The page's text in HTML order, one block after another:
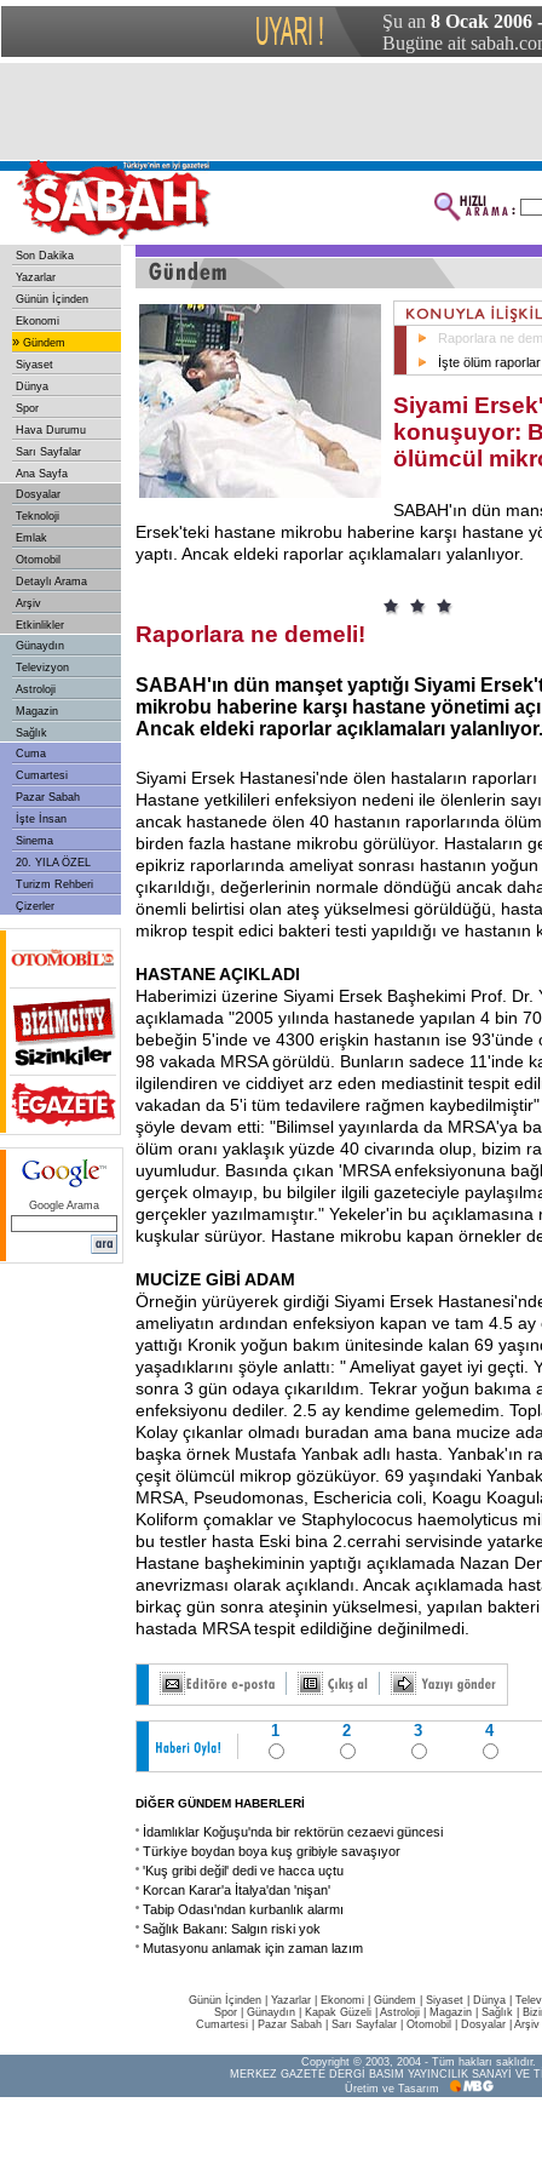
Şu an 8 Ocak 2006
Bugüne ait
Son Dakika
Yazarlar
Günün İçinden
Ekonomi
» Gündem
Siyaset
Dünya
Spor
Hava Durumu
Sarı Sayfalar
Ana Sayfa
Dosyalar
Teknoloji
Emlak
Otomobil
Detaylı Arama
Arşiv
Etkinlikler
Günaydın
Televizyon
Astroloji
Magazin
Sağlık
Cuma
Cumartesi
Pazar Sabah
İşte İnsan
Sinema
20. YILA ÖZEL
Turizm Rehberi
Çizerler
Google Arama
Raporlara ne
İşte ölüm
Siyami
konuşuyor:
ölümcül
SABAH'ın dün
Ersek'teki hastane mikrobu haberine karşı hastane
yaptı. Ancak eldeki raporlar açıklamaları yalanlıyor.
Raporlara ne demeli!
SABAH'ın dün manşet yaptığı Siyami
mikrobu haberine karşı hastane yönetimi
Ancak eldeki raporlar açıklamaları yalanlıyor.
Siyami Ersek Hastanesi'nde ölen hastaların raporları
Hastane yetkilileri enfeksiyon nedeni ile ölenlerin
ancak hastanede ölen 40 hastanın raporlarında
birden fazla hastane mikrobu görülüyor. Hastaların
epikriz raporlarında ameliyat sonrası hastanın yoğun
çıkarıldığı, değerlerinin normale döndüğü ancak
önemli belirtisi olan ateş yükselmesi görüldüğü,
mikrop tespit edici bakteri testi yapıldığı ve hastanın
HASTANE AÇIKLADI
Haberimizi üzerine Siyami Ersek Başhekimi Prof. Dr.
açıklamada "2005 yılında hastanede yapılan 4 bin
bebeğin 5'inde ve 4300 erişkin hastanın ise 93'ünde
98 vakada MRSA görüldü. Bunların sadece 11'inde
ilgilendiren ve ciddiyet arz eden mediastinit tespit
vakadan da 5'i tüm tedavilere rağmen
şöyle devam etti: "Bilimsel yayınlarda da MRSA'ya
ölüm oranı yaklaşık yüzde 40 civarında olup, bizim
uyumludur. Basında çıkan 'MRSA enfeksiyonuna
gerçek olmayıp, bu bilgiler ilgili gazeteciyle
gerçekler yazılmamıştır." Yekeler'in bu
kuşkular sürüyor. Hastane mikrobu kapan örnekler
MUCİZE GİBİ ADAM
Örneğin yürüyerek girdiği Siyami Ersek
ameliyatın ardından enfeksiyon kapan ve tam 4.5 ay
yattığı Kronik yoğun bakım ünitesinde kalan 69
yaşadıklarını şöyle anlattı: " Ameliyat gayet iyi geçti.
sonra 3 gün odaya çıkarıldım. Tekrar yoğun bakıma
enfeksiyonu dediler. 2.5 ay kendime gelemedim.
Kolay çıkanlar olmadı buradan ama bana mucize
başka örnek Mustafa Yanbak adlı hasta. Yanbak'ın
çeşit ölümcül mikrop gözüküyor. 69 yaşındaki
MRSA, Pseudomonas, Eschericia coli, Koagu
Koliform çomaklar ve Staphylococus haemolyticus
bu testler hasta Eski bina 2.cerrahi servisinde
Hastane başhekiminin yaptığı açıklamada Nazan
anevrizması olarak açıklandı. Ancak açıklamada
birkaç gün sonra ateşinin yükselmesi, yapılan
hastada MRSA tespit edildiğine değinilmedi.
1 2 3 4
DİĞER GÜNDEM HABERLERİ
İdamlıklar Koğuşu'nda bir rektörün cezaevi güncesi
Türkiye boydan boya kuş gribiyle savaşıyor
'Kuş gribi değil' dedi ve hacca uçtu
Korcan Karar'a İtalya'dan 'nişan'
Tabip Odası'ndan kurbanlık alarmı
Sağlık Bakanı: Salgın riski yok
Mutasyonu anlamak için zaman lazım
Günün İçinden Yazarlar Ekonomi Gündem Siyaset Dünya |
Spor
Günaydın Kapak Güzeli Astroloji Magazin Sağlık
Cumartesi
Pazar Sabah Sarı Sayfalar Otomobil Dosyalar Arşiv
Copyright © 2003, 2004 - Tüm hakları saklıdır.
MERKEZ GAZETE DERGİ BASIM YAYINCILIK SANAYİ VE
Üretim ve Tasarım